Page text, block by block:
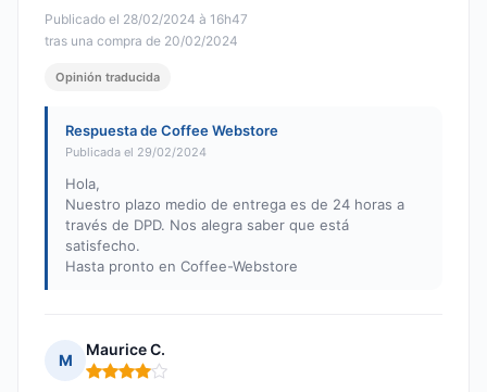
Publicado el 28/02/2024 à 16h47
tras una compra de 20/02/2024
Opinión traducida
Respuesta de Coffee Webstore
Publicada el 29/02/2024
Hola,
Nuestro plazo medio de entrega es de 24 horas a
través de DPD. Nos alegra saber que está
satisfecho.
Hasta pronto en Coffee-Webstore
M
Maurice C.
Nota: 4 de 5